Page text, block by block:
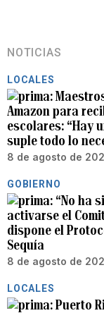
NOTICIAS
LOCALES
Amazon para
escolares: “Hay
suple todo lo
8 de agosto de
GOBIERNO
“No ha
activarse el
dispone el
Sequía
8 de agosto de
LOCALES
Puerto